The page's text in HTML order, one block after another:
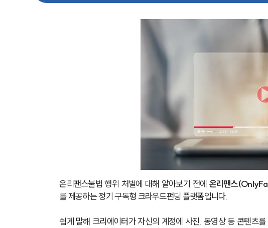
온리팬스불법 행위 처벌에 대해 알아보기 전에 온리팬스
를 제공하는 정기 구독형 크라우드펀딩 플랫폼입니다.
쉽게 말해 크리에이터가 자신의 계정에 사진, 동영상 등 콘텐츠